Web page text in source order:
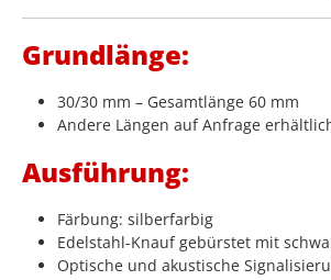
Grundlänge:
30/30 mm – Gesamtlänge 60 mm
Andere Längen auf Anfrage
Ausführung:
Färbung: silberfarbig
Edelstahl-Knauf gebürstet mit
Optische und akustische